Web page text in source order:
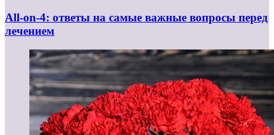
All-on-4: ответы на самые важные вопросы перед
лечением